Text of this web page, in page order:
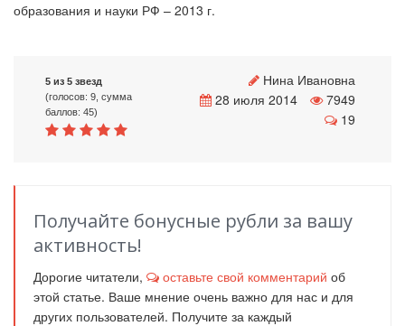
образования и науки РФ – 2013 г.
5 из 5 звезд
(голосов: 9, сумма
баллов: 45)
Нина Ивановна
28 июля 2014
7949
19
Получайте бонусные рубли за вашу
активность!
Дорогие читатели, оставьте свой комментарий об
этой статье. Ваше мнение очень важно для нас и для
других пользователей. Получите за каждый